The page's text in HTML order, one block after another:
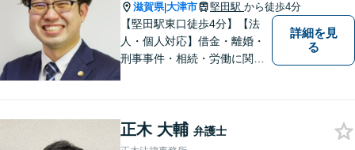
滋賀県|大津市 堅田駅 から徒歩4分
【堅田駅東口徒歩4分】【法
人・個人対応】借金・離婚・
刑事事件・相続・労働に関す
お話をお聞かせください。
【無料駐車場あり】
詳細を見
る
正木 大輔 弁護士